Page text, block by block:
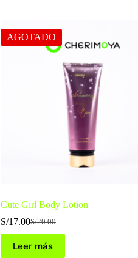
AGOTADO
Cute Girl Body Lotion
S/20.00
El
original
S/17.00El
actual
Leer más